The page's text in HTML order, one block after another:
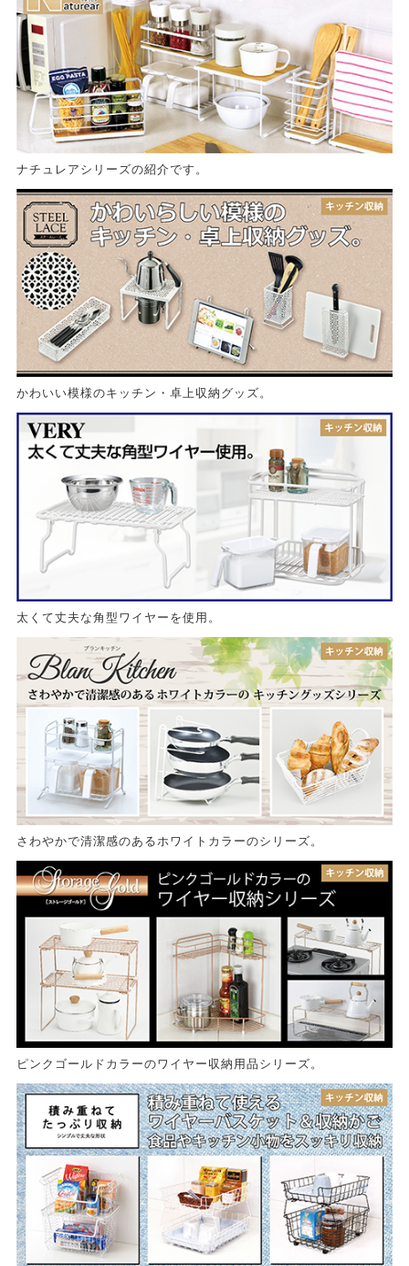
ナチュレアシリーズの紹介です。
かわいい模様のキッチン・卓上収納グッズ。
太くて丈夫な角型ワイヤーを使用。
さわやかで清潔感のあるホワイトカラーのシリーズ。
ピンクゴールドカラーのワイヤー収納用品シリーズ。